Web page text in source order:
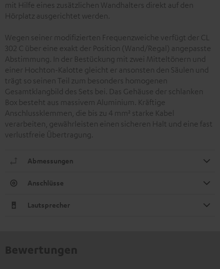
mit Hilfe eines zusätzlichen Wandhalters direkt auf den
Hörplatz ausgerichtet werden.
Wegen seiner modifizierten Frequenzweiche verfügt der CL
302 C über eine exakt der Position (Wand/Regal) angepasste
Abstimmung. In der Bestückung mit zwei Mitteltönern und
einer Hochton-Kalotte gleicht er ansonsten den Säulen und
trägt so seinen Teil zum besonders homogenen
Gesamtklangbild des Sets bei. Das Gehäuse der schlanken
Box besteht aus massivem Aluminium. Kräftige
Anschlussklemmen, die bis zu 4 mm² starke Kabel
verarbeiten, gewährleisten einen sicheren Halt und eine fast
verlustfreie Übertragung.
Abmessungen
Anschlüsse
Lautsprecher